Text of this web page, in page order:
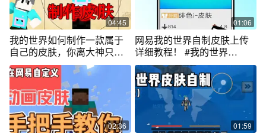
04:45
我的世界如何制作一款属于
自己的皮肤，你离大神只差
一步！
01:06
网易我的世界自制皮肤上传
详细教程！ #我的世界
#minecraft
02:36 01:59